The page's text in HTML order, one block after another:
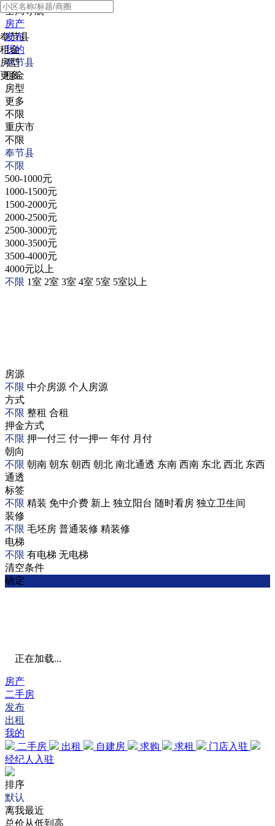
全局导航
房产
发布
我的
奉节县
租金
房型
更多
奉节县
租金
房型
更多
不限
重庆市
不限
奉节县
不限
500-1000元
1000-1500元
1500-2000元
2000-2500元
2500-3000元
3000-3500元
3500-4000元
4000元以上
不限 1室 2室 3室 4室 5室 5室以上
房源
不限 中介房源 个人房源
方式
不限 整租 合租
押金方式
不限 押一付三 付一押一 年付 月付
朝向
不限 朝南 朝东 朝西 朝北 南北通透 东南 西南 东北 西北 东西
通透
标签
不限 精装 免中介费 新上 独立阳台 随时看房 独立卫生间
装修
不限 毛坯房 普通装修 精装修
电梯
不限 有电梯 无电梯
清空条件
确定
正在加载...
房产
二手房
发布
出租
我的
二手房
出租 自建房 求购 求租
门店入驻
经纪人入驻
排序
默认
离我最近
总价从低到高